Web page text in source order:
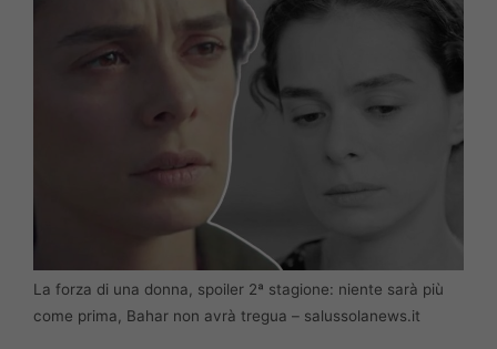
La forza di una donna, spoiler 2ª stagione: niente sarà più
come prima, Bahar non avrà tregua – salussolanews.it